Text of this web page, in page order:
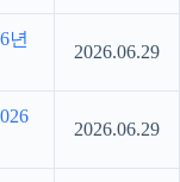
년
2026.06.29
2026.06.29